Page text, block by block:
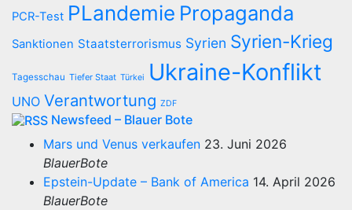
PCR-Test PLandemie Propaganda
Sanktionen Staatsterrorismus Syrien Syrien-Krieg
Tagesschau Tiefer Staat Türkei Ukraine-Konflikt
UNO Verantwortung ZDF
Newsfeed – Blauer Bote
Mars und Venus verkaufen 23. Juni 2026
BlauerBote
Epstein-Update – Bank of America 14. April 2026
BlauerBote